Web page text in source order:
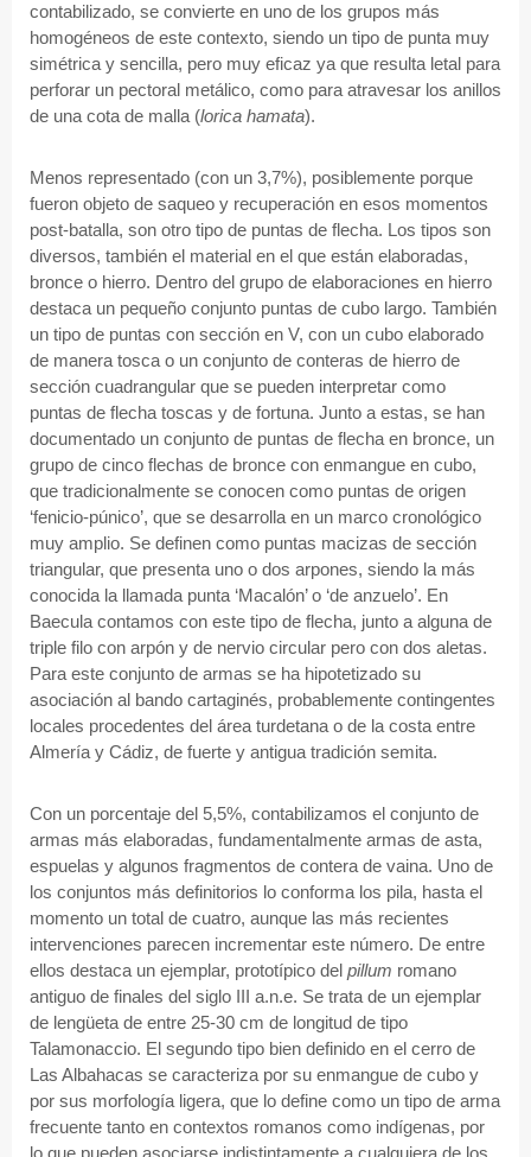
contabilizado, se convierte en uno de los grupos más
homogéneos de este contexto, siendo un tipo de punta muy
simétrica y sencilla, pero muy eficaz ya que resulta letal para
perforar un pectoral metálico, como para atravesar los anillos
de una cota de malla (lorica hamata).
Menos representado (con un 3,7%), posiblemente porque
fueron objeto de saqueo y recuperación en esos momentos
post-batalla, son otro tipo de puntas de flecha. Los tipos son
diversos, también el material en el que están elaboradas,
bronce o hierro. Dentro del grupo de elaboraciones en hierro
destaca un pequeño conjunto puntas de cubo largo. También
un tipo de puntas con sección en V, con un cubo elaborado
de manera tosca o un conjunto de conteras de hierro de
sección cuadrangular que se pueden interpretar como
puntas de flecha toscas y de fortuna. Junto a estas, se han
documentado un conjunto de puntas de flecha en bronce, un
grupo de cinco flechas de bronce con enmangue en cubo,
que tradicionalmente se conocen como puntas de origen
‘fenicio-púnico’, que se desarrolla en un marco cronológico
muy amplio. Se definen como puntas macizas de sección
triangular, que presenta uno o dos arpones, siendo la más
conocida la llamada punta ‘Macalón’ o ‘de anzuelo’. En
Baecula contamos con este tipo de flecha, junto a alguna de
triple filo con arpón y de nervio circular pero con dos aletas.
Para este conjunto de armas se ha hipotetizado su
asociación al bando cartaginés, probablemente contingentes
locales procedentes del área turdetana o de la costa entre
Almería y Cádiz, de fuerte y antigua tradición semita.
Con un porcentaje del 5,5%, contabilizamos el conjunto de
armas más elaboradas, fundamentalmente armas de asta,
espuelas y algunos fragmentos de contera de vaina. Uno de
los conjuntos más definitorios lo conforma los pila, hasta el
momento un total de cuatro, aunque las más recientes
intervenciones parecen incrementar este número. De entre
ellos destaca un ejemplar, prototípico del pillum romano
antiguo de finales del siglo III a.n.e. Se trata de un ejemplar
de lengüeta de entre 25-30 cm de longitud de tipo
Talamonaccio. El segundo tipo bien definido en el cerro de
Las Albahacas se caracteriza por su enmangue de cubo y
por sus morfología ligera, que lo define como un tipo de arma
frecuente tanto en contextos romanos como indígenas, por
lo que pueden asociarse indistintamente a cualquiera de los